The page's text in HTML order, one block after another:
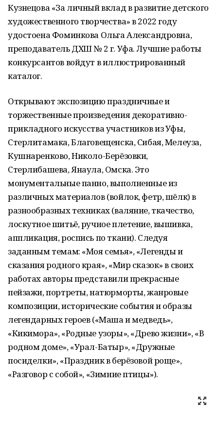
Кузнецова «За личный вклад в развитие детского
художественного творчества» в 2022 году
удостоена Фоминкова Ольга Александровна,
преподаватель ДХШ № 2 г. Уфа. Лучшие работы
конкурсантов войдут в иллюстрированный
каталог.
Открывают экспозицию праздничные и
торжественные произведения декоративно-
прикладного искусства участников из Уфы,
Стерлитамака, Благовещенска, Сибая, Мелеуза,
Кушнаренково, Николо-Берёзовки,
Стерлибашева, Янаула, Омска. Это
монументальные панно, выполненные из
различных материалов (войлок, фетр, шёлк) в
разнообразных техниках (валяние, ткачество,
лоскутное шитьё, ручное плетение, вышивка,
аппликация, роспись по ткани). Следуя
заданным темам: «Моя семья», «Легенды и
сказания родного края», «Мир сказок» в своих
работах авторы представили прекрасные
пейзажи, портреты, натюрморты, жанровые
композиции, исторические события и образы
легендарных героев («Маша и медведь»,
«Кикимора», «Родные узоры», «Древо жизни», «В
родном доме», «Урал-Батыр», «Дружные
посиделки», «Праздник в берёзовой роще»,
«Разговор с собой», «Зимние птицы»).